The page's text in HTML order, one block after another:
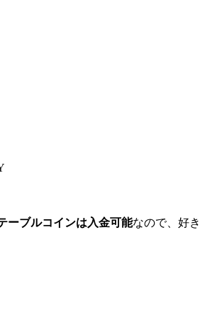
ーブルコインは入金可能なので、好